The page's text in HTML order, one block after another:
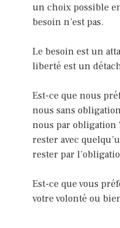
un choix possible
besoin n’est pas.
Le besoin est un
liberté est un
Est-ce que nous
nous sans
nous par obligation
rester avec
rester par
Est-ce que vous
votre volonté ou